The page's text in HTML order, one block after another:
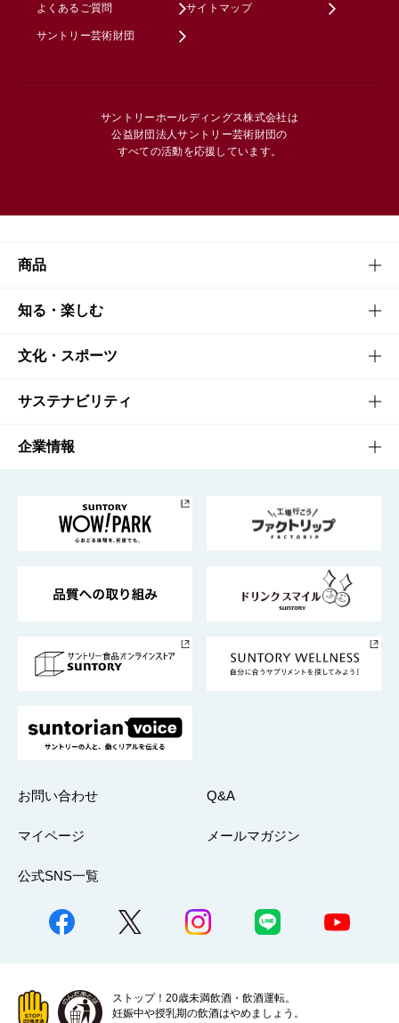
よくあるご質問 サイトマップ
サントリー芸術財団
サントリーホールディングス株式会社は
公益財団法人サントリー芸術財団の
すべての活動を応援しています。
商品
商品TOP
商品一覧
商品発売情報
栄養成分一覧
知る・楽しむ
知る・楽しむTOP
キャンペーン
工場見学
地域情報
文化・スポーツ
文化・スポーツTOP
サントリーホール
サントリーサンバーズ大阪
サステナビリティ
サステナビリティTOP
サントリーが考えるサステナビリティ経営
企業情報
企業概要
採用情報
お問い合わせ Q&A
マイページ メールマガジン
公式SNS一覧
ストップ！20歳未満飲酒・飲酒運転。
妊娠中や授乳期の飲酒はやめましょう。